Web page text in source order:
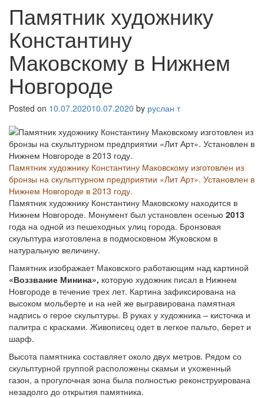
Памятник художнику
Константину
Маковскому в Нижнем
Новгороде
Posted on 10.07.202010.07.2020 by руслан т
Памятник художнику Константину Маковскому изготовлен из
бронзы на скульптурном предприятии «Лит Арт». Установлен в
Нижнем Новгороде в 2013 году.
Памятник художнику Константину Маковскому находится в
Нижнем Новгороде. Монумент был установлен осенью 2013
года на одной из пешеходных улиц города. Бронзовая
скульптура изготовлена в подмосковном Жуковском в
натуральную величину.
Памятник изображает Маковского работающим над картиной
«Воззвание Минина», которую художник писал в Нижнем
Новгороде в течение трех лет. Картина зафиксирована на
высоком мольберте и на ней же выгравирована памятная
надпись о герое скульптуры. В руках у художника – кисточка и
палитра с красками. Живописец одет в легкое пальто, берет и
шарф.
Высота памятника составляет около двух метров. Рядом со
скульптурной группой расположены скамьи и ухоженный
газон, а прогулочная зона была полностью реконструирована
незадолго до открытия памятника.